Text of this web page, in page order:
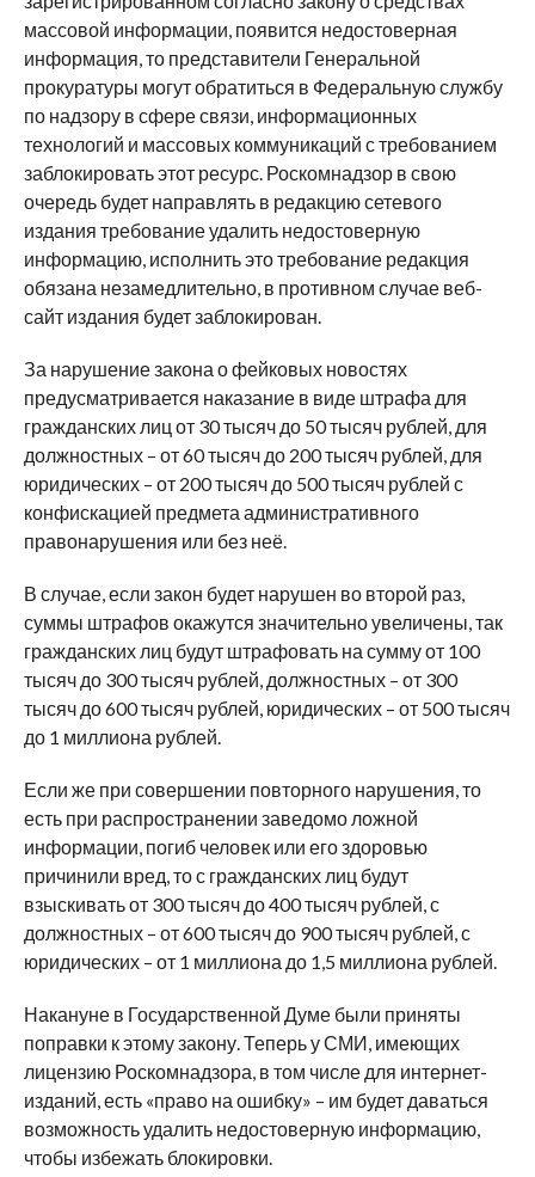
массовой информации, появится недостоверная
информация, то представители Генеральной
прокуратуры могут обратиться в Федеральную службу
по надзору в сфере связи, информационных
технологий и массовых коммуникаций с требованием
заблокировать этот ресурс. Роскомнадзор в свою
очередь будет направлять в редакцию сетевого
издания требование удалить недостоверную
информацию, исполнить это требование редакция
обязана незамедлительно, в противном случае веб-
сайт издания будет заблокирован.
За нарушение закона о фейковых новостях
предусматривается наказание в виде штрафа для
гражданских лиц от 30 тысяч до 50 тысяч рублей, для
должностных – от 60 тысяч до 200 тысяч рублей, для
юридических – от 200 тысяч до 500 тысяч рублей с
конфискацией предмета административного
правонарушения или без неё.
В случае, если закон будет нарушен во второй раз,
суммы штрафов окажутся значительно увеличены, так
гражданских лиц будут штрафовать на сумму от 100
тысяч до 300 тысяч рублей, должностных – от 300
тысяч до 600 тысяч рублей, юридических – от 500 тысяч
до 1 миллиона рублей.
Если же при совершении повторного нарушения, то
есть при распространении заведомо ложной
информации, погиб человек или его здоровью
причинили вред, то с гражданских лиц будут
взыскивать от 300 тысяч до 400 тысяч рублей, с
должностных – от 600 тысяч до 900 тысяч рублей, с
юридических – от 1 миллиона до 1,5 миллиона рублей.
Накануне в Государственной Думе были приняты
поправки к этому закону. Теперь у СМИ, имеющих
лицензию Роскомнадзора, в том числе для интернет-
изданий, есть «право на ошибку» – им будет даваться
возможность удалить недостоверную информацию,
чтобы избежать блокировки.